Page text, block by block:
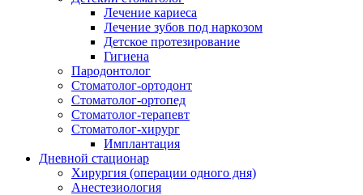
Лечение кариеса
Лечение зубов под наркозом
Детское протезирование
Гигиена
Пародонтолог
Стоматолог-ортодонт
Стоматолог-ортопед
Стоматолог-терапевт
Стоматолог-хирург
Имплантация
Дневной стационар
Хирургия (операции одного дня)
Анестезиология